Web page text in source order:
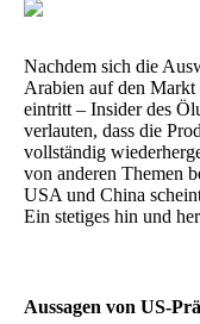
Nachdem sich die
Arabien auf den
eintritt – Insider des
verlauten, dass die
vollständig
von anderen Themen
USA und China
Ein stetiges hin und
Aussagen von US-